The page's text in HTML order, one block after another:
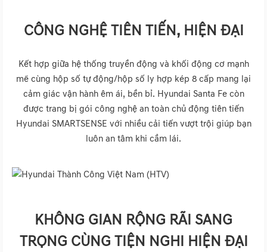
CÔNG NGHỆ TIÊN TIẾN, HIỆN ĐẠI
Kết hợp giữa hệ thống truyền động và khối động cơ mạnh
mẽ cùng hộp số tự động/hộp số ly hợp kép 8 cấp mang lại
cảm giác vận hành êm ái, bền bỉ. Hyundai Santa Fe còn
được trang bị gói công nghệ an toàn chủ động tiên tiến
Hyundai SMARTSENSE với nhiều cải tiến vượt trội giúp bạn
luôn an tâm khi cầm lái.
KHÔNG GIAN RỘNG RÃI SANG
TRỌNG CÙNG TIỆN NGHI HIỆN ĐẠI